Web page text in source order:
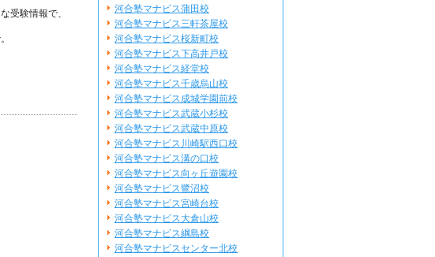
受験情報で、
河合塾マナビス蒲田校
河合塾マナビス三軒茶屋校
河合塾マナビス桜新町校
河合塾マナビス下高井戸校
河合塾マナビス経堂校
河合塾マナビス千歳烏山校
河合塾マナビス成城学園前校
河合塾マナビス武蔵小杉校
河合塾マナビス武蔵中原校
河合塾マナビス川崎駅西口校
河合塾マナビス溝の口校
河合塾マナビス向ヶ丘遊園校
河合塾マナビス鷺沼校
河合塾マナビス宮崎台校
河合塾マナビス大倉山校
河合塾マナビス綱島校
河合塾マナビスセンター北校